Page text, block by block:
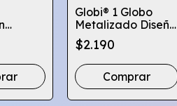
-
Globi® 1 Globo
Metalizado Diseño
Graduación -
Varios Diseños
$2.190
Comprar